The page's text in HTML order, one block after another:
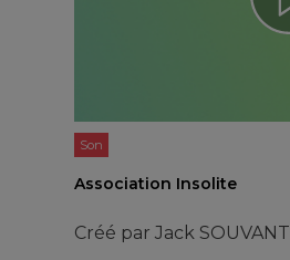
Son
Association Insolite
Créé parJack SOUVANT